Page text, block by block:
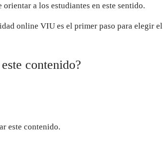
orientar a los estudiantes en este sentido.
online VIU es el primer paso para elegir el
contenido?
este contenido.